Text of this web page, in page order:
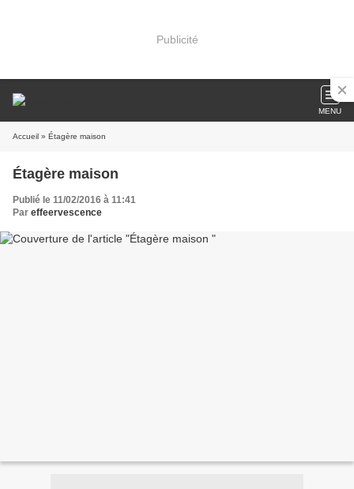
Publicité
MENU
Accueil » Étagère maison
Étagère maison
Publié le 11/02/2016 à 11:41
Par effeervescence